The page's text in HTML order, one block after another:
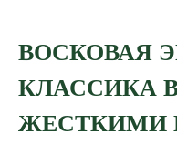
ВОСКОВАЯ
КЛАССИКА
ЖЕСТКИМИ